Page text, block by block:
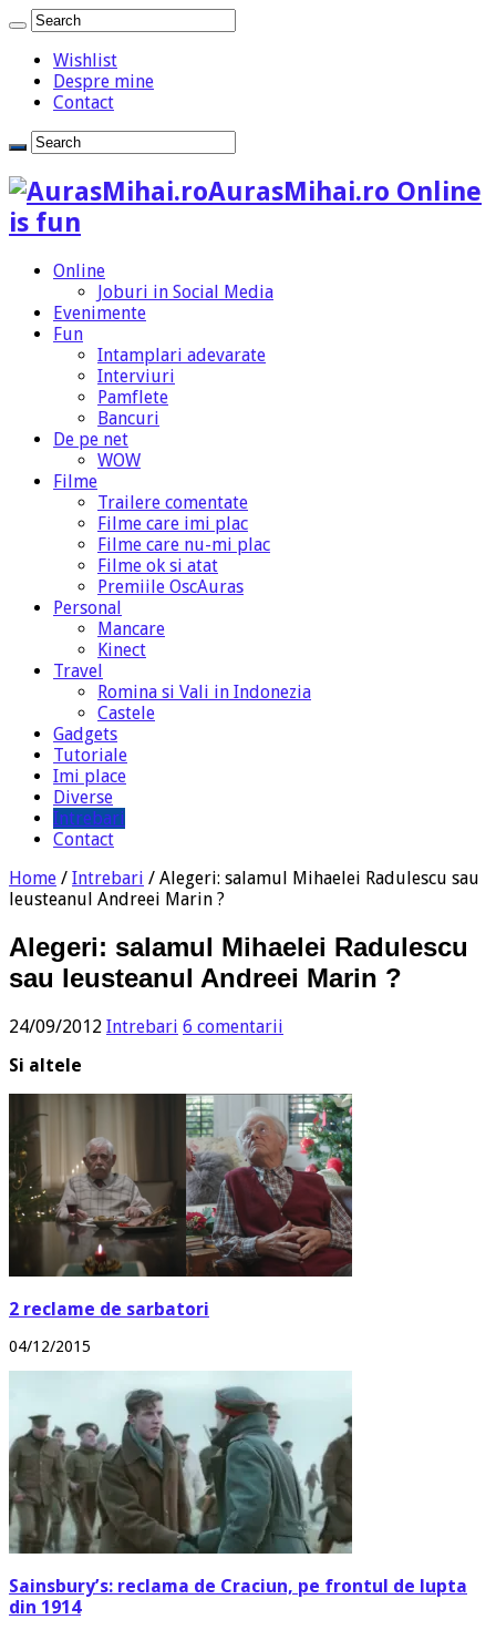
Wishlist
Despre mine
Contact
AurasMihai.ro Online
is fun
Online
Joburi in Social Media
Evenimente
Fun
Intamplari adevarate
Interviuri
Pamflete
Bancuri
De pe net
WOW
Filme
Trailere comentate
Filme care imi plac
Filme care nu-mi plac
Filme ok si atat
Premiile OscAuras
Personal
Mancare
Kinect
Travel
Romina si Vali in Indonezia
Castele
Gadgets
Tutoriale
Imi place
Diverse
Intrebari
Contact
Home / Intrebari / Alegeri: salamul Mihaelei Radulescu sau
leusteanul Andreei Marin ?
Alegeri: salamul Mihaelei Radulescu
sau leusteanul Andreei Marin ?
24/09/2012 Intrebari 6 comentarii
Si altele
2 reclame de sarbatori
04/12/2015
Sainsbury’s: reclama de Craciun, pe frontul de lupta
din 1914